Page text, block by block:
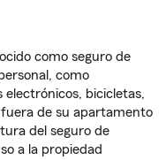
como seguro de
como
bicicletas,
de su apartamento
del seguro de
a la propiedad